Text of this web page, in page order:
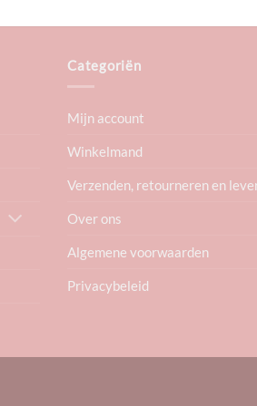
Categoriën
Mijn account
Winkelmand
Verzenden, retourneren en
Over ons
Algemene voorwaarden
Privacybeleid